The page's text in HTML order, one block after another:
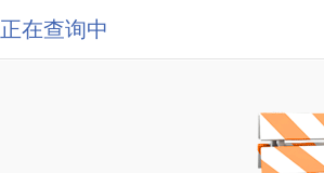
正在查询中